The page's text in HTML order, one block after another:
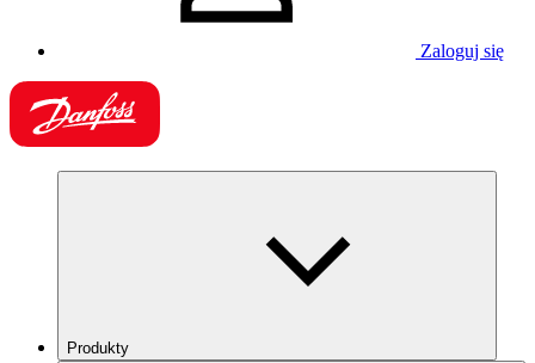
Zaloguj się
Produkty